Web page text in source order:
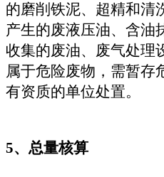
的磨削铁泥、超精和清
产生的废液压油、含油
收集的废油、废气处理
属于危险废物，需暂存
有资质的单位处置。
5、 总量核算